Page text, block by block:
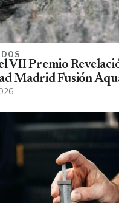
VII Premio
Madrid Fusión